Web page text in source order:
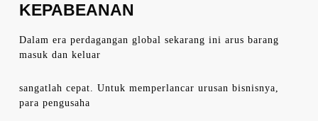
KEPABEANAN
Dalam era perdagangan global sekarang ini arus barang
masuk dan keluar
sangatlah cepat. Untuk memperlancar urusan bisnisnya,
para pengusaha